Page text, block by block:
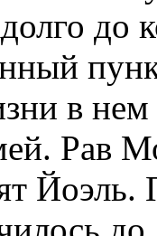
до
в нем
Рав
Йоэль.